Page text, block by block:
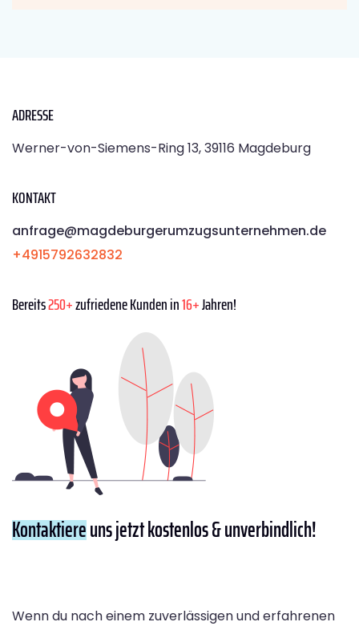
ADRESSE
Werner-von-Siemens-Ring 13, 39116 Magdeburg
KONTAKT
anfrage@magdeburgerumzugsunternehmen.de
+4915792632832
Bereits250+zufriedene Kunden in16+Jahren!
Kontaktiereuns jetzt kostenlos & unverbindlich!
Wenn du nach einem zuverlässigen und erfahrenen